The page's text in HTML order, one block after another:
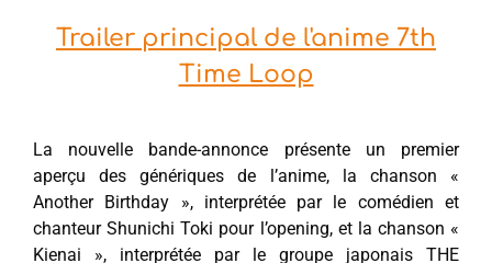
Trailer principal de l'anime 7th
Time Loop
La nouvelle bande-annonce présente un premier
aperçu des génériques de l’anime, la chanson «
Another Birthday », interprétée par le comédien et
chanteur Shunichi Toki pour l’opening, et la chanson «
Kienai », interprétée par le groupe japonais THE